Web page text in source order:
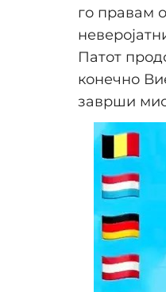
го правам
Патот
конечно
заврши